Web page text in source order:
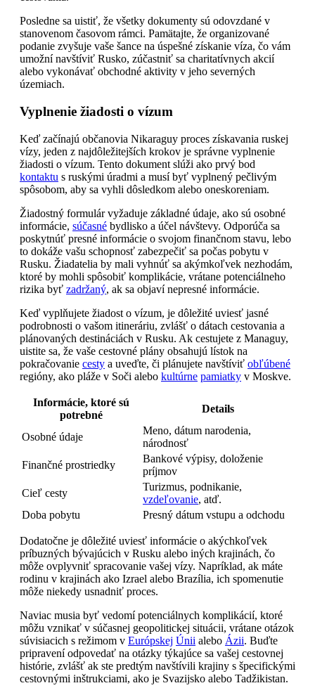
Posledne sa uistiť, že všetky dokumenty sú odovzdané v
stanovenom časovom rámci. Pamätajte, že organizované
podanie zvyšuje vaše šance na úspešné získanie víza, čo vám
umožní navštíviť Rusko, zúčastniť sa charitatívnych akcií
alebo vykonávať obchodné aktivity v jeho severných
územiach.
Vyplnenie žiadosti o vízum
Keď začínajú občanovia Nikaraguy proces získavania ruskej
vízy, jeden z najdôležitejších krokov je správne vyplnenie
žiadosti o vízum. Tento dokument slúži ako prvý bod
kontaktu s ruskými úradmi a musí byť vyplnený pečlivým
spôsobom, aby sa vyhli dôsledkom alebo oneskoreniam.
Žiadostný formulár vyžaduje základné údaje, ako sú osobné
informácie, súčasné bydlisko a účel návštevy. Odporúča sa
poskytnúť presné informácie o svojom finančnom stavu, lebo
to dokáže vašu schopnosť zabezpečiť sa počas pobytu v
Rusku. Žiadatelia by mali vyhnúť sa akýmkoľvek nezhodám,
ktoré by mohli spôsobiť komplikácie, vrátane potenciálneho
rizika byť zadržaný, ak sa objaví nepresné informácie.
Keď vyplňujete žiadost o vízum, je dôležité uviesť jasné
podrobnosti o vašom itineráriu, zvlášť o dátach cestovania a
plánovaných destináciách v Rusku. Ak cestujete z Managuy,
uistite sa, že vaše cestovné plány obsahujú lístok na
pokračovanie cesty a uveďte, či plánujete navštíviť obľúbené
regióny, ako pláže v Soči alebo kultúrne pamiatky v Moskve.
Informácie, ktoré sú
potrebné
Details
Osobné údaje
Meno, dátum narodenia,
národnosť
Finančné prostriedky
Bankové výpisy, doloženie
príjmov
Cieľ cesty
Turizmus, podnikanie,
vzdeľovanie, atď.
Doba pobytu
Presný dátum vstupu a odchodu
Dodatočne je dôležité uviesť informácie o akýchkoľvek
príbuzných bývajúcich v Rusku alebo iných krajinách, čo
môže ovplyvniť spracovanie vašej vízy. Napríklad, ak máte
rodinu v krajinách ako Izrael alebo Brazília, ich spomenutie
môže niekedy usnadniť proces.
Naviac musia byť vedomí potenciálnych komplikácií, ktoré
môžu vznikať v súčasnej geopolitickej situácii, vrátane otázok
súvisiacich s režimom v Európskej Únii alebo Ázii. Buďte
pripravení odpovedať na otázky týkajúce sa vašej cestovnej
histórie, zvlášť ak ste predtým navštívili krajiny s špecifickými
cestovnými inštrukciami, ako je Svazijsko alebo Tadžikistan.